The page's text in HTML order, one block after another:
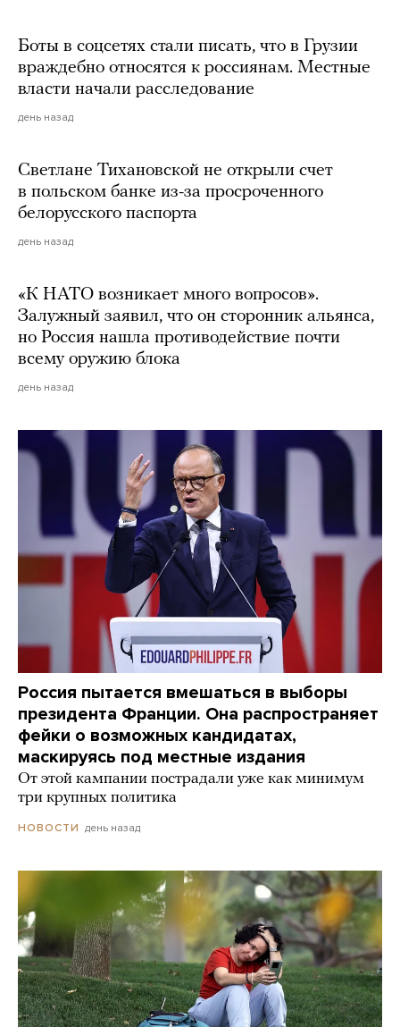
Боты в соцсетях стали писать, что в Грузии
враждебно относятся к россиянам. Местные
власти начали расследование
день назад
Светлане Тихановской не открыли счет
в польском банке из-за просроченного
белорусского паспорта
день назад
«К НАТО возникает много вопросов».
Залужный заявил, что он сторонник альянса,
но Россия нашла противодействие почти
всему оружию блока
день назад
Россия пытается вмешаться в выборы
президента Франции. Она распространяет
фейки о возможных кандидатах,
маскируясь под местные издания
От этой кампании пострадали уже как минимум
три крупных политика
НОВОСТИ день назад